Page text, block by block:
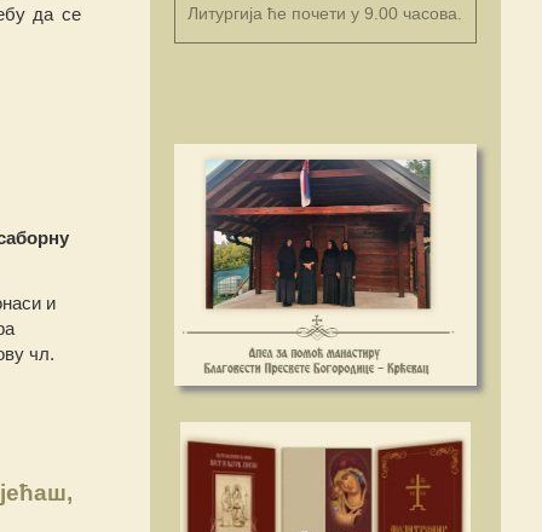
да се
и
чл.
Литургија ће почети у 9.00 часова.